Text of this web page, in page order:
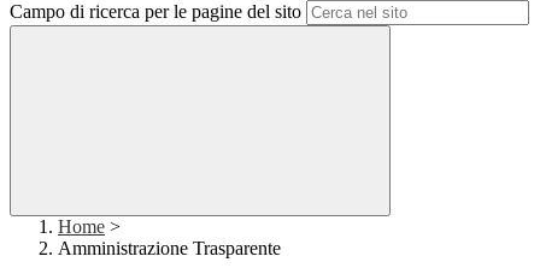
Campo di ricerca per le pagine del sito
Home >
Amministrazione Trasparente